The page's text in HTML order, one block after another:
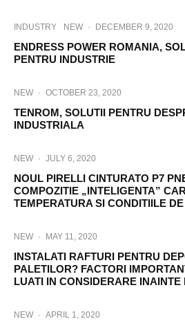
INDUSTRY NEW · DECEMBER 9, 2020
ENDRESS POWER ROMANIA,
PENTRU INDUSTRIE
NEW · OCTOBER 23, 2020
TENROM, SOLUTII PENTRU
INDUSTRIALA
NEW · JULY 6, 2020
NOUL PIRELLI CINTURATO P7
COMPOZITIE „INTELIGENTA”
TEMPERATURA SI CONDITIILE
NEW · MAY 11, 2020
INSTALATI RAFTURI PENTRU
PALETILOR? FACTORI
LUATI IN CONSIDERARE INAINTE
NEW · APRIL 1, 2020